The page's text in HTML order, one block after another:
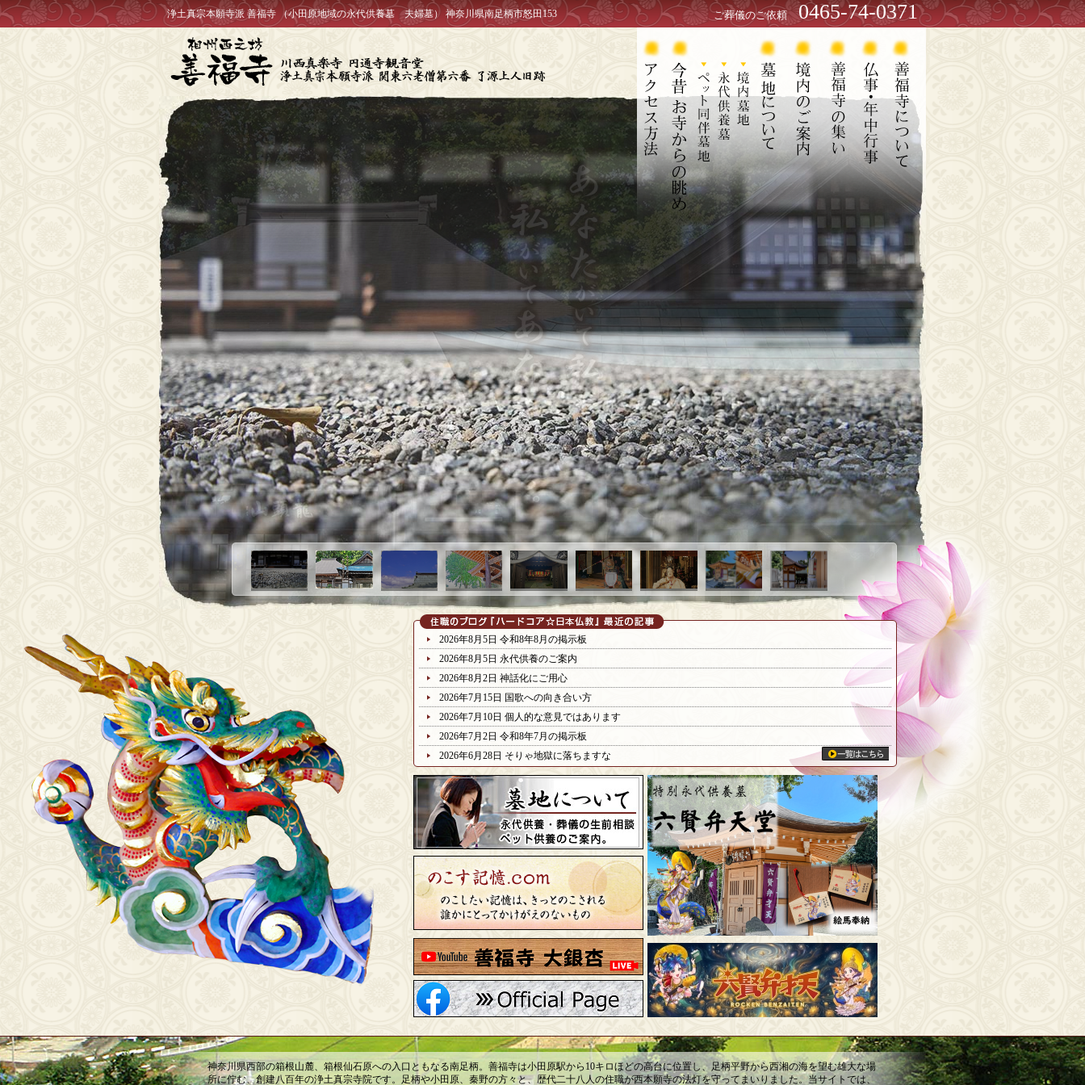
浄土真宗本願寺派 善福寺 （小田原地域の永代供養墓 夫婦墓） 神奈川県南足柄市怒田153 ご葬儀のご依頼 0465-74-0371
2026年8月5日 令和8年8月の掲示板
2026年8月5日 永代供養のご案内
2026年8月2日 神話化にご用心
2026年7月15日 国歌への向き合い方
2026年7月10日 個人的な意見ではあります
2026年7月2日 令和8年7月の掲示板
2026年6月28日 そりゃ地獄に落ちますな
神奈川県西部の箱根山麓、箱根仙石原への入口ともなる南足柄。善福寺は小田原駅から10キロほどの高台に位置し、足柄平野から西湘の海を望む雄大な場
所に佇む、創建八百年の浄土真宗寺院です。足柄や小田原、秦野の方々と、歴代二十八人の住職が西本願寺の法灯を守ってまいりました。当サイトでは、